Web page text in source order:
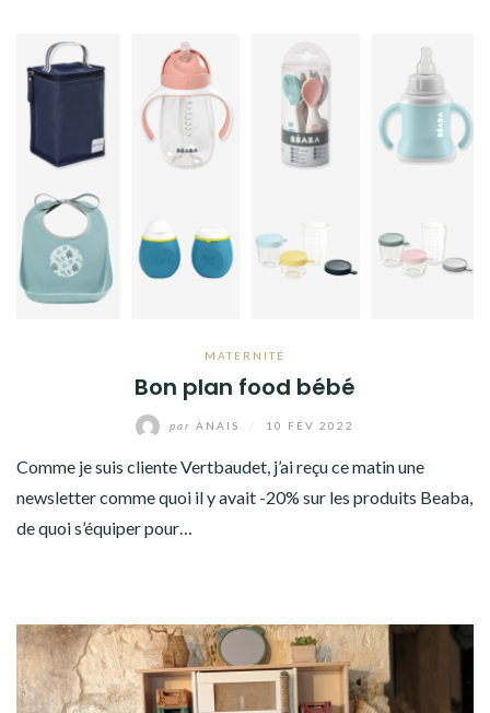
MATERNITÉ
Bon plan food bébé
par ANAIS 10 FÉV 2022
Comme je suis cliente Vertbaudet, j’ai reçu ce matin une
newsletter comme quoi il y avait -20% sur les produits Beaba,
de quoi s’équiper pour…